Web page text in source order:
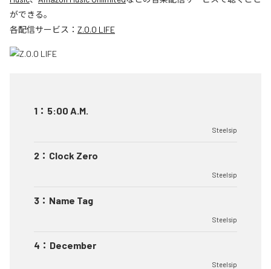
ができる。
各配信サービス： Z.O.O LIFE
1 ： 5:00 A.M.
Steelsip
2 ： Clock Zero
Steelsip
3 ： Name Tag
Steelsip
4 ： December
Steelsip